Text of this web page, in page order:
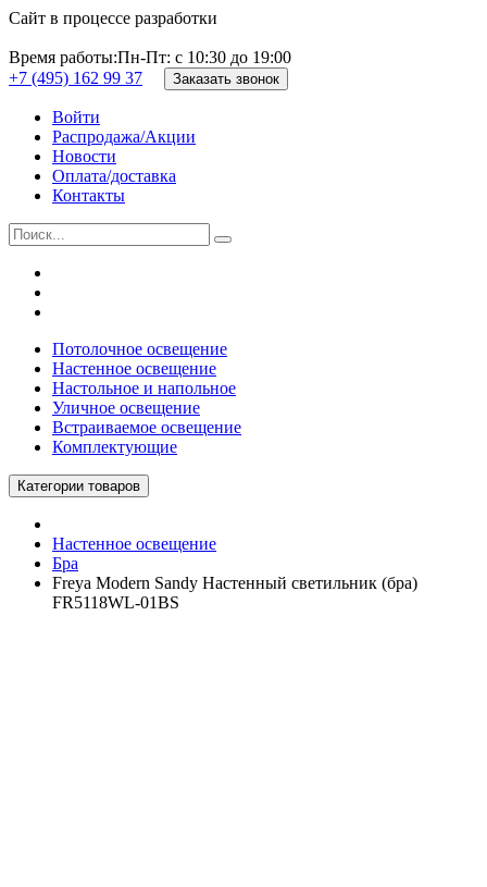
Сайт в процессе разработки
Время работы:Пн-Пт: с 10:30 до 19:00
+7 (495) 162 99 37
Заказать звонок
Войти
Распродажа/Акции
Новости
Оплата/доставка
Контакты
Потолочное освещение
Настенное освещение
Настольное и напольное
Уличное освещение
Встраиваемое освещение
Комплектующие
Категории товаров
Настенное освещение
Бра
Freya Modern Sandy Настенный светильник (бра)
FR5118WL-01BS